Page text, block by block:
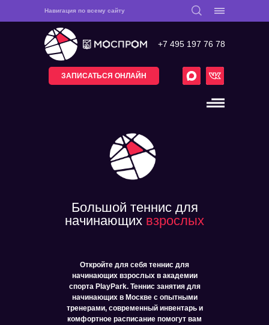
Навигация по всему сайту
+7 495 197 76 78
ЗАПИСАТЬСЯ ОНЛАЙН
Большой теннис для
начинающих взрослых
Откройте для себя теннис для
начинающих взрослых в академии
спорта PlayPark. Теннис занятия для
начинающих в Москве с опытными
тренерами, современный инвентарь и
комфортное расписание помогут вам